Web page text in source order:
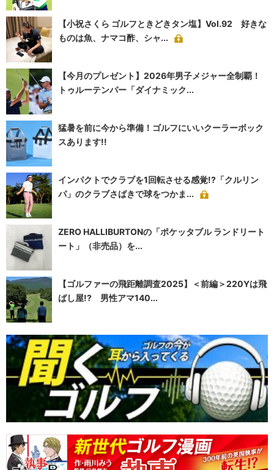
【小祝さくら ゴルフときどきタン塩】Vol.92 好きな
ものは魚、ナマコ酢、シャ...
【今月のプレゼント】2026年男子メジャー全制覇！
トゥルーテンパー「ダイナミック...
猛暑を前に今から準備！ゴルフにいいクーラーボック
スあります!!
インパクトでクラブを1回転させる感覚!?「クルリン
パ」のクラブさばきで球をつかま...
ZERO HALLIBURTONの「ポケッタブル ランドリート
ート」（非売品）を...
【ゴルファーの飛距離調査2025】＜前編＞220Yは飛
ばし屋!? 男性アマ140...